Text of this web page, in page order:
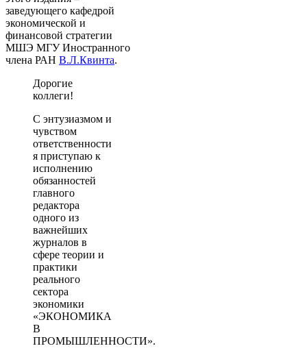
заведующего кафедрой
экономической и
финансовой стратегии
МШЭ МГУ Иностранного
члена РАН В.Л.Квинта.
Дорогие
коллеги!
С энтузиазмом и
чувством
ответственности
я приступаю к
исполнению
обязанностей
главного
редактора
одного из
важнейших
журналов в
сфере теории и
практики
реального
сектора
экономики
«ЭКОНОМИКА
В
ПРОМЫШЛЕННОСТИ».